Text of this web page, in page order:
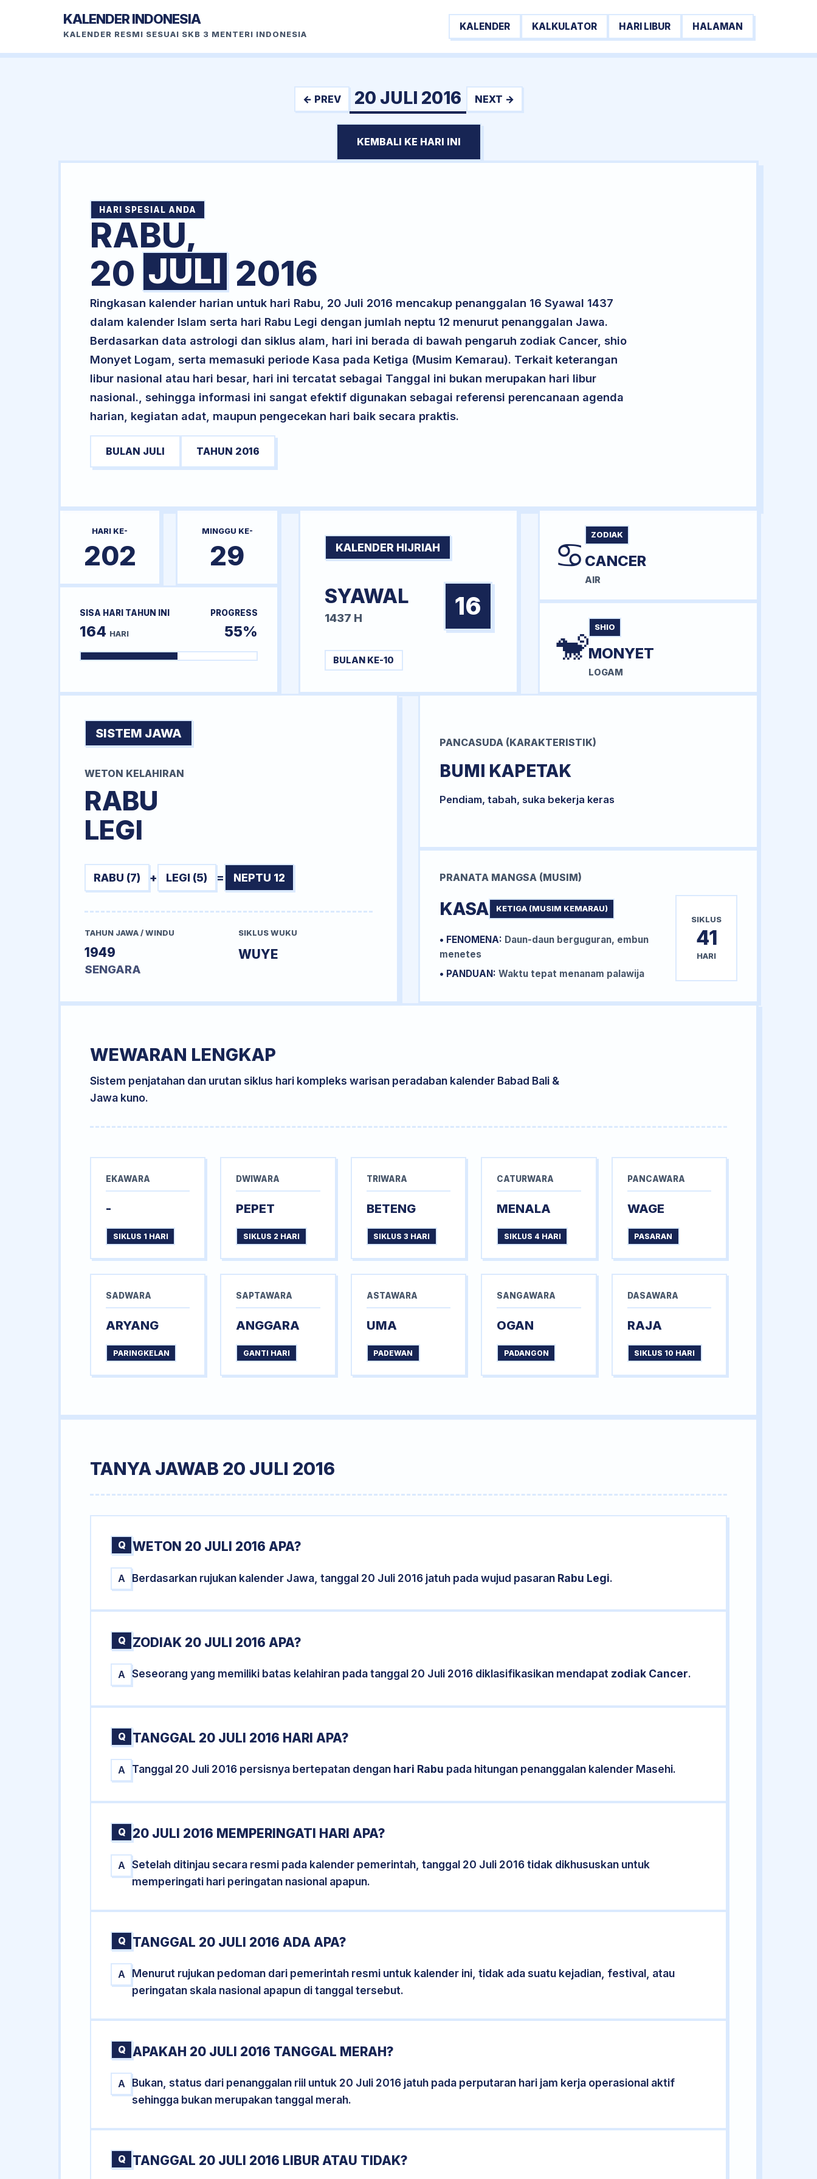
KALENDER INDONESIA
KALENDER RESMI SESUAI SKB 3 MENTERI INDONESIA
KALENDER KALKULATOR HARI LIBUR HALAMAN
← PREV 20 JULI 2016 NEXT →
KEMBALI KE HARI INI
HARI SPESIAL ANDA
RABU,
20 JULI 2016
Ringkasan kalender harian untuk hari Rabu, 20 Juli 2016 mencakup penanggalan 16 Syawal 1437
dalam kalender Islam serta hari Rabu Legi dengan jumlah neptu 12 menurut penanggalan Jawa.
Berdasarkan data astrologi dan siklus alam, hari ini berada di bawah pengaruh zodiak Cancer, shio
Monyet Logam, serta memasuki periode Kasa pada Ketiga (Musim Kemarau). Terkait keterangan
libur nasional atau hari besar, hari ini tercatat sebagai Tanggal ini bukan merupakan hari libur
nasional., sehingga informasi ini sangat efektif digunakan sebagai referensi perencanaan agenda
harian, kegiatan adat, maupun pengecekan hari baik secara praktis.
BULAN JULI TAHUN 2016
HARI KE-
202
MINGGU KE-
29
SISA HARI TAHUN INI
164 HARI
PROGRESS
55%
KALENDER HIJRIAH
SYAWAL
1437 H 16
BULAN KE-10
♋ ZODIAK
CANCER
AIR
🐒 SHIO
MONYET
LOGAM
SISTEM JAWA
WETON KELAHIRAN
RABU
LEGI
RABU (7) + LEGI (5) = NEPTU 12
TAHUN JAWA / WINDU
1949
SENGARA
SIKLUS WUKU
WUYE
PANCASUDA (KARAKTERISTIK)
BUMI KAPETAK
Pendiam, tabah, suka bekerja keras
PRANATA MANGSA (MUSIM)
KASA KETIGA (MUSIM KEMARAU)
• FENOMENA: Daun-daun berguguran, embun
menetes
• PANDUAN: Waktu tepat menanam palawija
SIKLUS
41
HARI
WEWARAN LENGKAP
Sistem penjatahan dan urutan siklus hari kompleks warisan peradaban kalender Babad Bali &
Jawa kuno.
EKAWARA
-
SIKLUS 1 HARI
DWIWARA
PEPET
SIKLUS 2 HARI
TRIWARA
BETENG
SIKLUS 3 HARI
CATURWARA
MENALA
SIKLUS 4 HARI
PANCAWARA
WAGE
PASARAN
SADWARA
ARYANG
PARINGKELAN
SAPTAWARA
ANGGARA
GANTI HARI
ASTAWARA
UMA
PADEWAN
SANGAWARA
OGAN
PADANGON
DASAWARA
RAJA
SIKLUS 10 HARI
TANYA JAWAB 20 JULI 2016
Q WETON 20 JULI 2016 APA?
A Berdasarkan rujukan kalender Jawa, tanggal 20 Juli 2016 jatuh pada wujud pasaran Rabu Legi.
Q ZODIAK 20 JULI 2016 APA?
A Seseorang yang memiliki batas kelahiran pada tanggal 20 Juli 2016 diklasifikasikan mendapat zodiak Cancer.
Q TANGGAL 20 JULI 2016 HARI APA?
A Tanggal 20 Juli 2016 persisnya bertepatan dengan hari Rabu pada hitungan penanggalan kalender Masehi.
Q 20 JULI 2016 MEMPERINGATI HARI APA?
A
Setelah ditinjau secara resmi pada kalender pemerintah, tanggal 20 Juli 2016 tidak dikhususkan untuk
memperingati hari peringatan nasional apapun.
Q TANGGAL 20 JULI 2016 ADA APA?
A
Menurut rujukan pedoman dari pemerintah resmi untuk kalender ini, tidak ada suatu kejadian, festival, atau
peringatan skala nasional apapun di tanggal tersebut.
Q APAKAH 20 JULI 2016 TANGGAL MERAH?
A
Bukan, status dari penanggalan riil untuk 20 Juli 2016 jatuh pada perputaran hari jam kerja operasional aktif
sehingga bukan merupakan tanggal merah.
Q TANGGAL 20 JULI 2016 LIBUR ATAU TIDAK?